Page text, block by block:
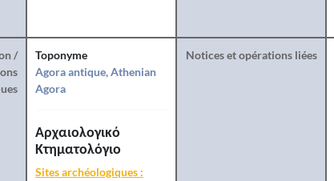
/
Toponyme
Agora antique, Athenian
Agora
Αρχαιολογικό
Κτηματολόγιο
Sites archéologiques :
Notices et opérations liées